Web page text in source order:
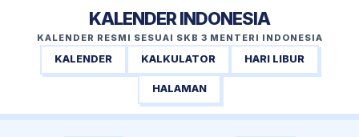
KALENDER INDONESIA
KALENDER RESMI SESUAI SKB 3 MENTERI INDONESIA
KALENDER KALKULATOR HARI LIBUR
HALAMAN